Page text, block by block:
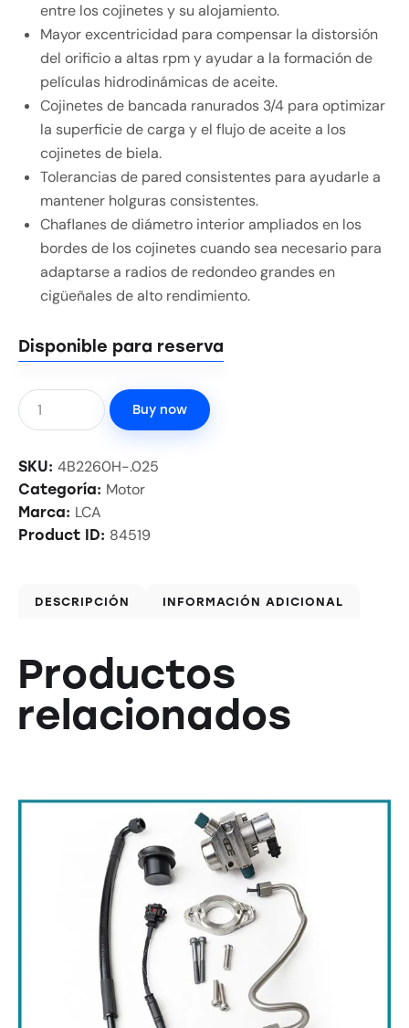
entre los cojinetes y su alojamiento.
Mayor excentricidad para compensar la distorsión
del orificio a altas rpm y ayudar a la formación de
películas hidrodinámicas de aceite.
Cojinetes de bancada ranurados 3/4 para optimizar
la superficie de carga y el flujo de aceite a los
cojinetes de biela.
Tolerancias de pared consistentes para ayudarle a
mantener holguras consistentes.
Chaflanes de diámetro interior ampliados en los
bordes de los cojinetes cuando sea necesario para
adaptarse a radios de redondeo grandes en
cigüeñales de alto rendimiento.
Disponible para reserva
Buy now
SKU: 4B2260H-.025
Categoría: Motor
Marca: LCA
Product ID: 84519
DESCRIPCIÓN INFORMACIÓN ADICIONAL
Productos
relacionados